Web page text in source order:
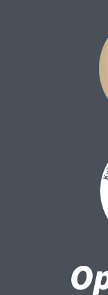
свідчить
Це, у свою
на
пов'язаних
таким